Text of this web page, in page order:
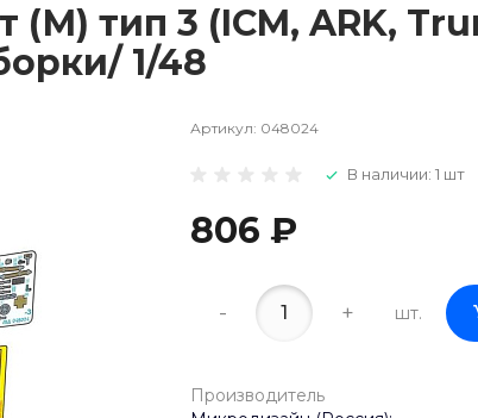
тип 3 (ICM, ARK,
1/48
Артикул: 048024
В наличии: 1 шт
806 ₽
- + шт.
Производитель